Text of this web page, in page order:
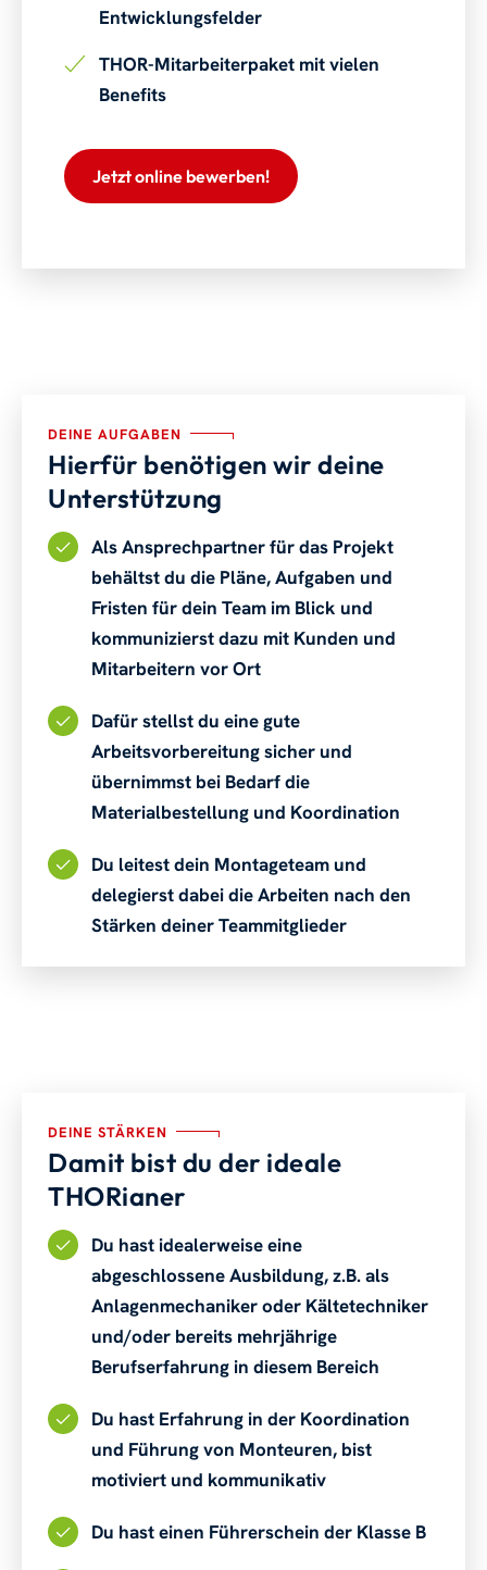
Entwicklungsfelder
THOR-Mitarbeiterpaket mit vielen
Benefits
Jetzt online bewerben!
DEINE AUFGABEN
Hierfür benötigen wir deine
Unterstützung
Als Ansprechpartner für das Projekt
behältst du die Pläne, Aufgaben und
Fristen für dein Team im Blick und
kommunizierst dazu mit Kunden und
Mitarbeitern vor Ort
Dafür stellst du eine gute
Arbeitsvorbereitung sicher und
übernimmst bei Bedarf die
Materialbestellung und Koordination
Du leitest dein Montageteam und
delegierst dabei die Arbeiten nach den
Stärken deiner Teammitglieder
DEINE STÄRKEN
Damit bist du der ideale
THORianer
Du hast idealerweise eine
abgeschlossene Ausbildung, z.B. als
Anlagenmechaniker oder Kältetechniker
und/oder bereits mehrjährige
Berufserfahrung in diesem Bereich
Du hast Erfahrung in der Koordination
und Führung von Monteuren, bist
motiviert und kommunikativ
Du hast einen Führerschein der Klasse B